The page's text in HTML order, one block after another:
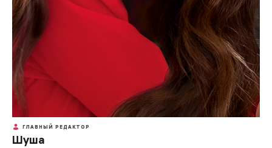
ГЛАВНЫЙ РЕДАКТОР
Шуша